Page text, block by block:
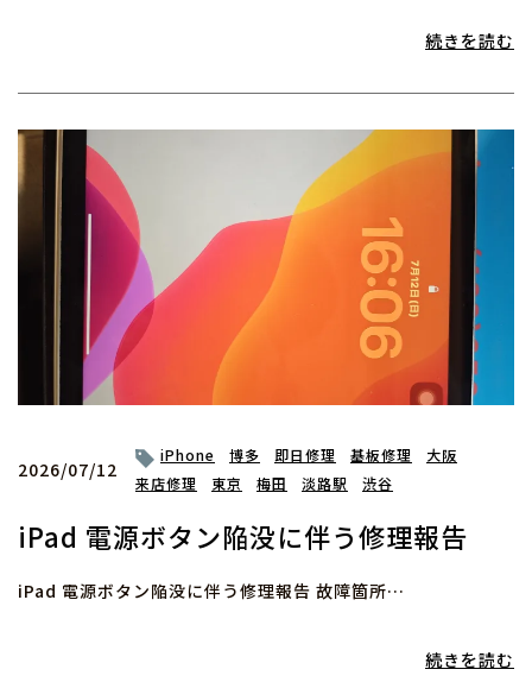
続きを読む
2026/07/12
iPhone 博多 即日修理 基板修理
大阪
来店修理
東京 梅田 淡路駅 渋谷
iPad 電源ボタン陥没に伴う修理報告
iPad 電源ボタン陥没に伴う修理報告 故障箇所…
続きを読む